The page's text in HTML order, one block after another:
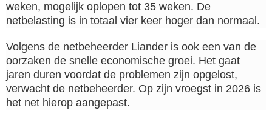
weken, mogelijk oplopen tot 35 weken. De
netbelasting is in totaal vier keer hoger dan normaal.
Volgens de netbeheerder Liander is ook een van de
oorzaken de snelle economische groei. Het gaat
jaren duren voordat de problemen zijn opgelost,
verwacht de netbeheerder. Op zijn vroegst in 2026 is
het net hierop aangepast.